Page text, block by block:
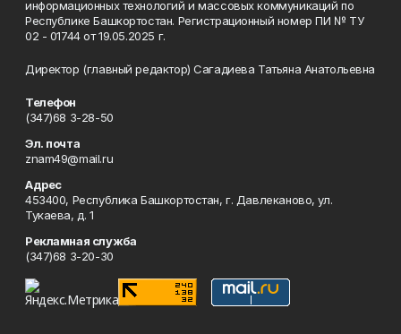
информационных технологий и массовых коммуникаций по
Республике Башкортостан. Регистрационный номер ПИ № ТУ
02 - 01744 от 19.05.2025 г.
Директор (главный редактор) Сагадиева Татьяна Анатольевна
Телефон
(347)68 3-28-50
Эл. почта
znam49@mail.ru
Адрес
453400, Республика Башкортостан, г. Давлеканово, ул.
Тукаева, д. 1
Рекламная служба
(347)68 3-20-30